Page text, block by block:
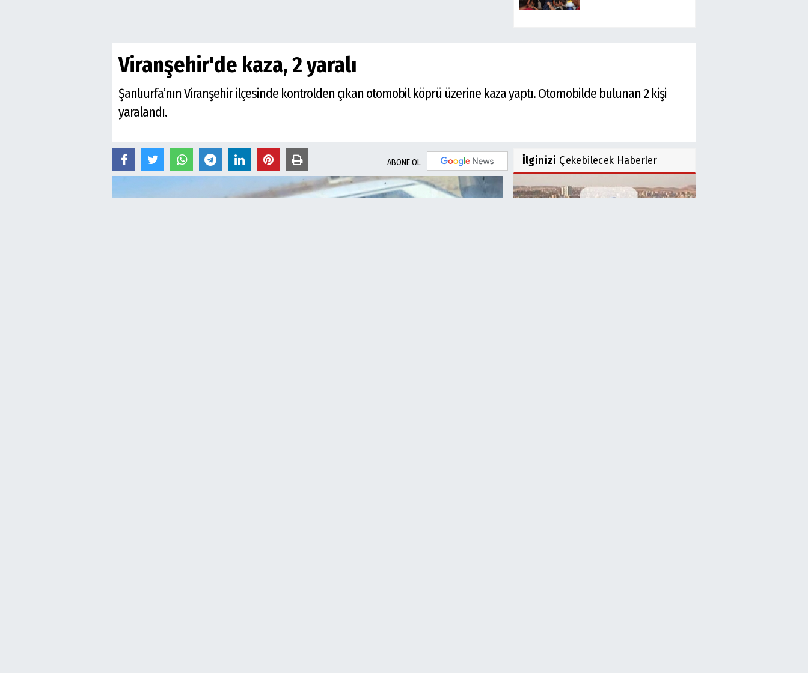
Viranşehir'de kaza, 2 yaralı
Şanlıurfa’nın Viranşehir ilçesinde kontrolden çıkan otomobil köprü üzerine kaza yaptı. Otomobilde bulunan 2 kişi
yaralandı.
ABONE OL İlginizi Çekebilecek Haberler